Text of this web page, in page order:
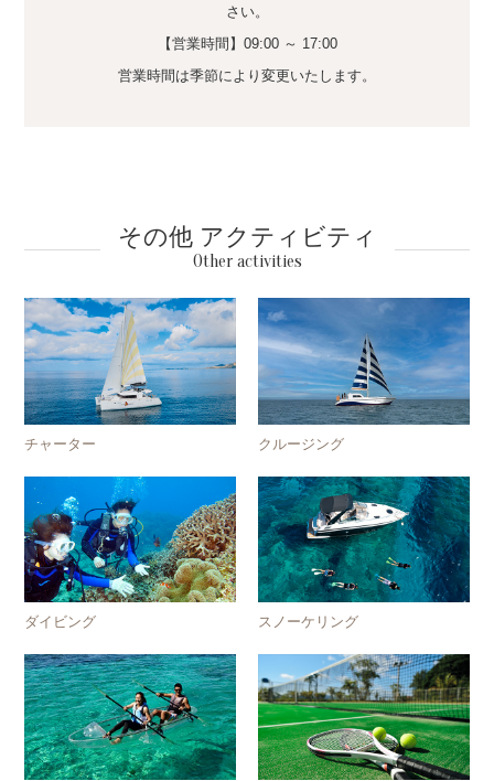
さい。
【営業時間】09:00 ～ 17:00
営業時間は季節により変更いたします。
その他 アクティビティ
Other activities
チャーター クルージング
ダイビング スノーケリング